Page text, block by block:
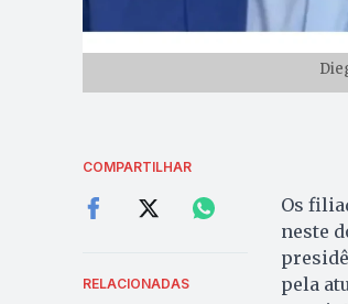
COMPARTILHAR
RELACIONADAS
Os
neste
pela